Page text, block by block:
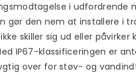
i udfordrende
gør den nem at installere i
skiller sig ud eller påvirker
IP67-klassificeringen er
over for støv- og